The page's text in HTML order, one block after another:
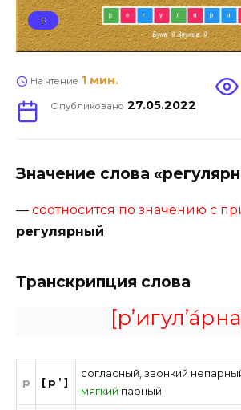
Р
На чтение 1 мин.
Опубликовано 27.05.2022
Значение слова
— соотносится по значению с
регулярный
Транскрипция слова
р [р’]
согласный,звонкий
мягкий парный